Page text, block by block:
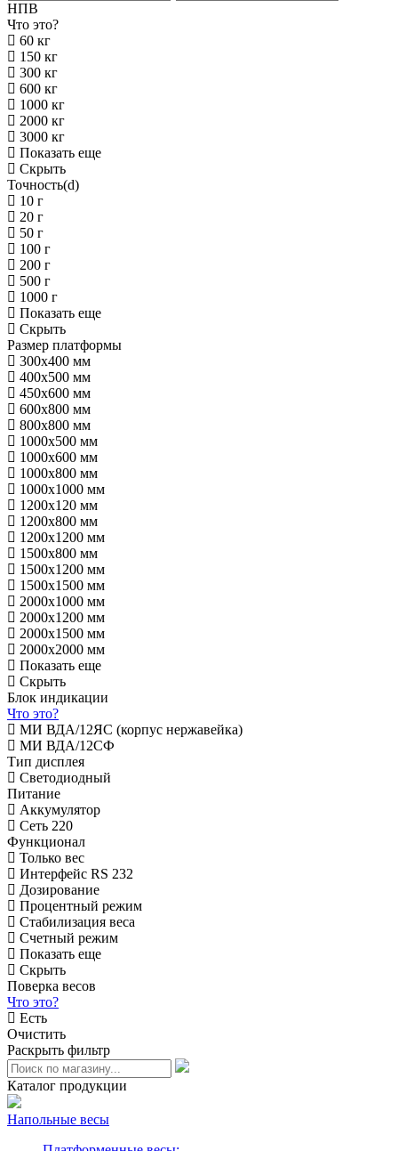
НПВ
Что это?
60 кг
150 кг
300 кг
600 кг
1000 кг
2000 кг
3000 кг
Показать еще
Скрыть
Точность(d)
10 г
20 г
50 г
100 г
200 г
500 г
1000 г
Показать еще
Скрыть
Размер платформы
300х400 мм
400х500 мм
450х600 мм
600х800 мм
800х800 мм
1000х500 мм
1000х600 мм
1000х800 мм
1000х1000 мм
1200х120 мм
1200х800 мм
1200х1200 мм
1500х800 мм
1500х1200 мм
1500х1500 мм
2000х1000 мм
2000х1200 мм
2000х1500 мм
2000х2000 мм
Показать еще
Скрыть
Блок индикации
Что это?
МИ ВДА/12ЯС (корпус нержавейка)
МИ ВДА/12СФ
Тип дисплея
Светодиодный
Питание
Аккумулятор
Сеть 220
Функционал
Только вес
Интерфейс RS 232
Дозирование
Процентный режим
Стабилизация веса
Счетный режим
Показать еще
Скрыть
Поверка весов
Что это?
Есть
Очистить
Раскрыть фильтр
Каталог продукции
Напольные весы